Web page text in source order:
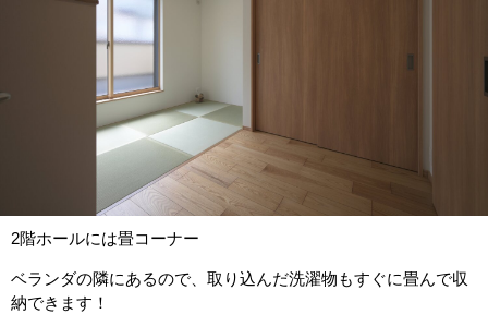
2階ホールには畳コーナー
ベランダの隣にあるので、取り込んだ洗濯物もすぐに畳んで収
納できます！